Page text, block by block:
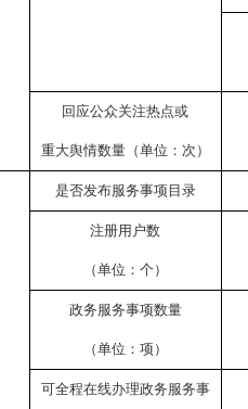
回应公众关注热点或
重大舆情数量（单位：次）
是否发布服务事项目录
注册用户数
（单位：个）
政务服务事项数量
（单位：项）
可全程在线办理政务服务事